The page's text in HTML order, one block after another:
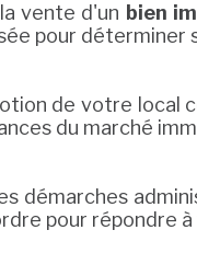
vente d'un bien
pour déterminer
de votre local
du marché
démarches
pour répondre